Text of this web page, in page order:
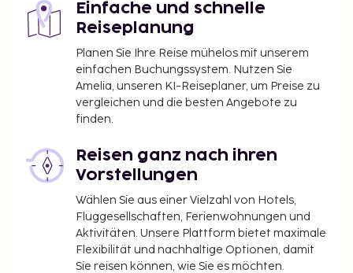
Einfache und schnelle
Reiseplanung
Planen Sie Ihre Reise mühelos mit unserem
einfachen Buchungssystem. Nutzen Sie
Amelia, unseren KI-Reiseplaner, um Preise zu
vergleichen und die besten Angebote zu
finden.
Reisen ganz nach ihren
Vorstellungen
Wählen Sie aus einer Vielzahl von Hotels,
Fluggesellschaften, Ferienwohnungen und
Aktivitäten. Unsere Plattform bietet maximale
Flexibilität und nachhaltige Optionen, damit
Sie reisen können, wie Sie es möchten.